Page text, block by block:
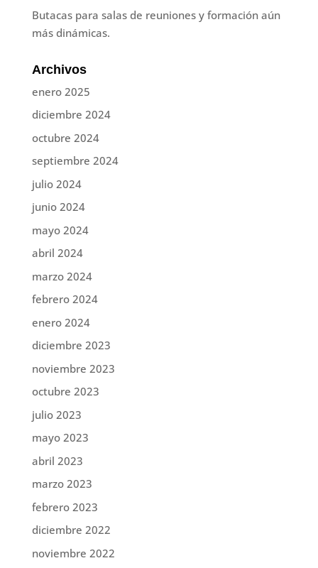
Butacas para salas de reuniones y formación aún
más dinámicas.
Archivos
enero 2025
diciembre 2024
octubre 2024
septiembre 2024
julio 2024
junio 2024
mayo 2024
abril 2024
marzo 2024
febrero 2024
enero 2024
diciembre 2023
noviembre 2023
octubre 2023
julio 2023
mayo 2023
abril 2023
marzo 2023
febrero 2023
diciembre 2022
noviembre 2022